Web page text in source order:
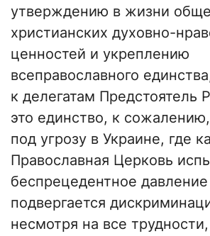
утверждению в жизни
христианских духовно-
ценностей и укреплению
всеправославного
к делегатам Предстоятель
это единство, к
под угрозу в Украине, где
Православная Церковь
беспрецедентное
подвергается
несмотря на все